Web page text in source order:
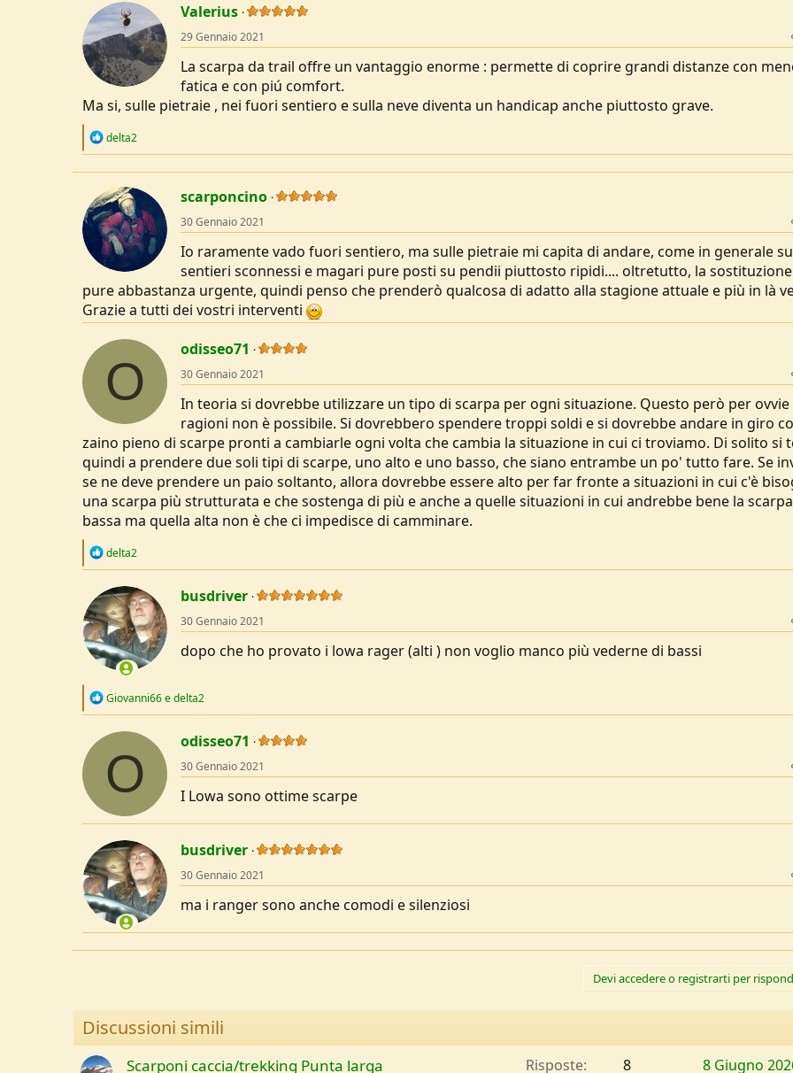
c
t
i
o
n
s
Valerius
29 Gennaio 2021
La scarpa da trail offre un vantaggio enorme : permette di coprire grandi distanze con
fatica e con piú comfort.
Ma si, sulle pietraie , nei fuori sentiero e sulla neve diventa un handicap anche piuttosto grave.
R
t
i
o
n
s
:
delta2
scarponcino
30 Gennaio 2021
Io raramente vado fuori sentiero, ma sulle pietraie mi capita di andare, come in generale su
sentieri sconnessi e magari pure posti su pendii piuttosto ripidi.... oltretutto, la
pure abbastanza urgente, quindi penso che prenderò qualcosa di adatto alla stagione attuale e più in là
Grazie a tutti dei vostri interventi
O
odisseo71
30 Gennaio 2021
In teoria si dovrebbe utilizzare un tipo di scarpa per ogni situazione. Questo però per ovvie
ragioni non è possibile. Si dovrebbero spendere troppi soldi e si dovrebbe andare in giro
zaino pieno di scarpe pronti a cambiarle ogni volta che cambia la situazione in cui ci troviamo. Di solito si
quindi a prendere due soli tipi di scarpe, uno alto e uno basso, che siano entrambe un po' tutto fare. Se
se ne deve prendere un paio soltanto, allora dovrebbe essere alto per far fronte a situazioni in cui c'è
una scarpa più strutturata e che sostenga di più e anche a quelle situazioni in cui andrebbe bene la scarpa
bassa ma quella alta non è che ci impedisce di camminare.
R
c
t
i
o
n
s
delta2
busdriver
30 Gennaio 2021
dopo che ho provato i lowa rager (alti ) non voglio manco più vederne di bassi
R
c
o
s
:
Giovanni66edelta2
O
odisseo71
30 Gennaio 2021
I Lowa sono ottime scarpe
busdriver
30 Gennaio 2021
ma i ranger sono anche comodi e silenziosi
Devi accedere o registrarti per
Discussioni simili
Scarponi caccia/trekking Punta larga Risposte 8 8 Giugno